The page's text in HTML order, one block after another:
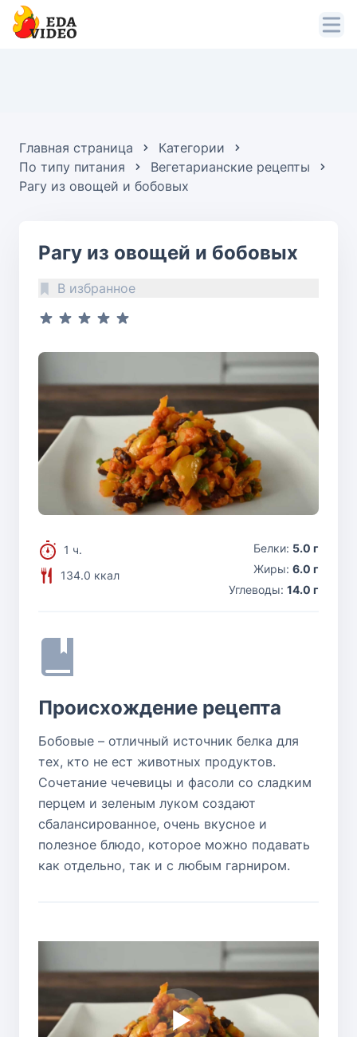
Главная страница
Категории
По типу питания
Вегетарианские рецепты
Рагу из овощей и бобовых
Рагу из овощей и бобовых
В избранное
1 ч.
134.0 ккал
Белки: 5.0 г
Жиры: 6.0 г
Углеводы: 14.0 г
Происхождение рецепта
Бобовые – отличный источник белка для
тех, кто не ест животных продуктов.
Сочетание чечевицы и фасоли со сладким
перцем и зеленым луком создают
сбалансированное, очень вкусное и
полезное блюдо, которое можно подавать
как отдельно, так и с любым гарниром.